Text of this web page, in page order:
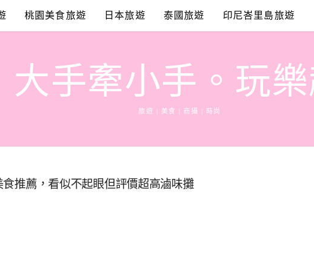
桃園美食旅遊 日本旅遊 泰國旅遊 印尼峇里島旅遊
大手牽小手。玩
旅遊 | 美食 | 商攝 | 時尚
推薦，看似不起眼但評價超高滷味攤